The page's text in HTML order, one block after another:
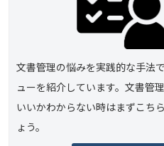
文書管理の悩みを実践的な手法
ューを紹介しています。文書管
いいかわからない時はまずこち
ょう。